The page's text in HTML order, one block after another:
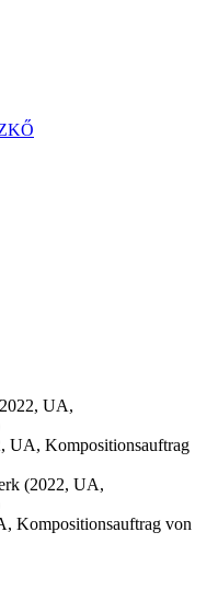
UA,
UA, Kompositionsauftrag
(2022, UA,
Kompositionsauftrag von